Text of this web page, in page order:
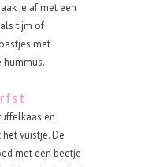
je af met een
tijm of
met
hummus.
en
vuistje. De
met een beetje